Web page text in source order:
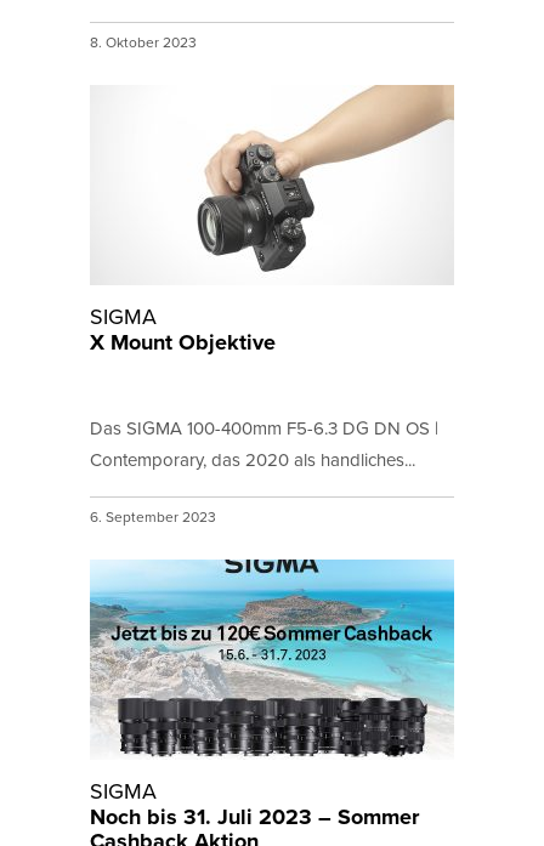
8. Oktober 2023
SIGMA
X Mount Objektive
Das SIGMA 100-400mm F5-6.3 DG DN OS |
Contemporary, das 2020 als handliches...
6. September 2023
SIGMA
Noch bis 31. Juli 2023 – Sommer